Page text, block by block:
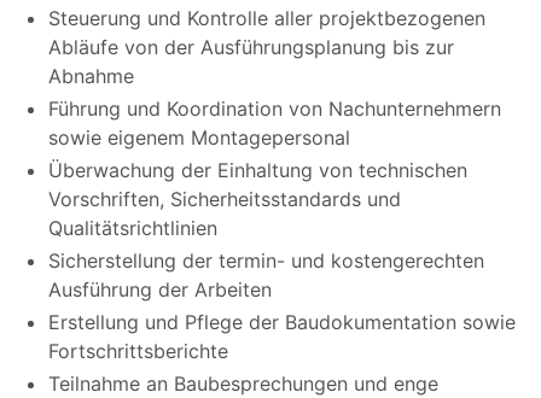
Steuerung und Kontrolle aller projektbezogenen
Abläufe von der Ausführungsplanung bis zur
Abnahme
Führung und Koordination von Nachunternehmern
sowie eigenem Montagepersonal
Überwachung der Einhaltung von technischen
Vorschriften, Sicherheitsstandards und
Qualitätsrichtlinien
Sicherstellung der termin- und kostengerechten
Ausführung der Arbeiten
Erstellung und Pflege der Baudokumentation sowie
Fortschrittsberichte
Teilnahme an Baubesprechungen und enge